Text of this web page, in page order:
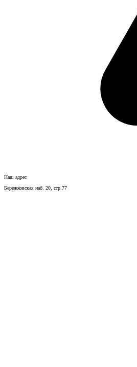
Наш адрес
Бережковская наб. 20, стр.77